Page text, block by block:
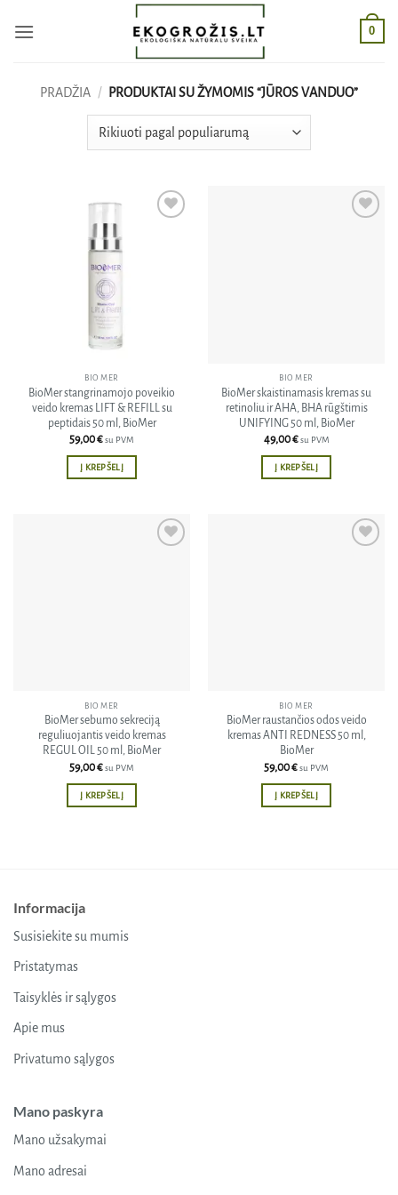
0
PRADŽIA / PRODUKTAI SU ŽYMOMIS “JŪROS VANDUO”
BIO MER
BioMer stangrinamojo poveikio
veido kremas LIFT & REFILL su
peptidais 50 ml, BioMer
59,00€su PVM
Į KREPŠELĮ
BIO MER
BioMer skaistinamasis kremas su
retinoliu ir AHA, BHA rūgštimis
UNIFYING 50 ml, BioMer
49,00€ su PVM
Į KREPŠELĮ
BIO MER
BioMer sebumo sekreciją
reguliuojantis veido kremas
REGUL OIL 50 ml, BioMer
59,00€su PVM
Į KREPŠELĮ
BIO MER
BioMer raustančios odos veido
kremas ANTI REDNESS 50 ml,
BioMer
59,00€su PVM
Į KREPŠELĮ
Informacija
Susisiekite su mumis
Pristatymas
Taisyklės ir sąlygos
Apie mus
Privatumo sąlygos
Mano paskyra
Mano užsakymai
Mano adresai